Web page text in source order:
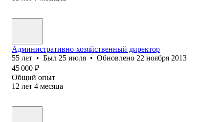
Административно-хозяйственный директор
55 лет • Был 25 июля • Обновлено 22 ноября 2013
45 000 ₽
Общий опыт
12 лет 4 месяца